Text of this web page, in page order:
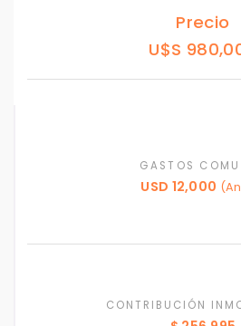
Precio
U$S
GASTOS
USD 12,000
CONTRIBUCIÓN